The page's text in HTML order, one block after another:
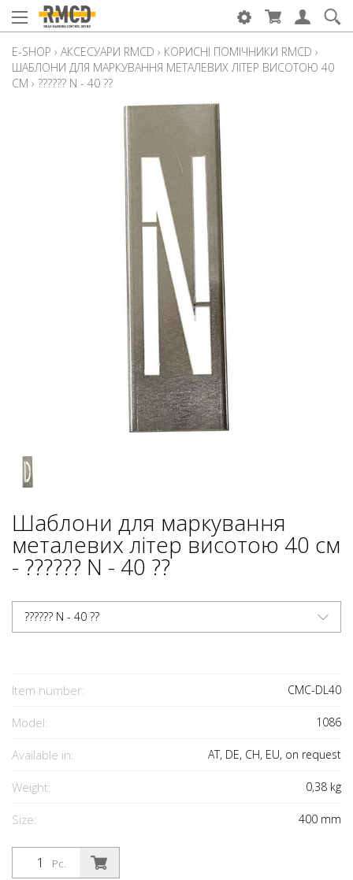
E-SHOP › АКСЕСУАРИ RMCD › КОРИСНІ ПОМІЧНИКИ RMCD ›
ШАБЛОНИ ДЛЯ МАРКУВАННЯ МЕТАЛЕВИХ ЛІТЕР ВИСОТОЮ 40
СМ › ?????? N - 40 ??
Шаблони для маркування
металевих літер висотою 40 см
- ?????? N - 40 ??
?????? N - 40 ??
Item number: CMC-DL40
Model: 1086
Available in: AT, DE, CH, EU, on request
Weight: 0,38 kg
Size: 400 mm
Pc.